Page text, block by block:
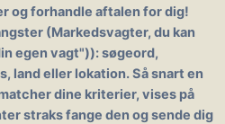
og forhandle aftalen for dig!
(Markedsvagter, du kan
egen vagt")): søgeord,
land eller lokation. Så snart en
dine kriterier, vises på
straks fange den og sende dig